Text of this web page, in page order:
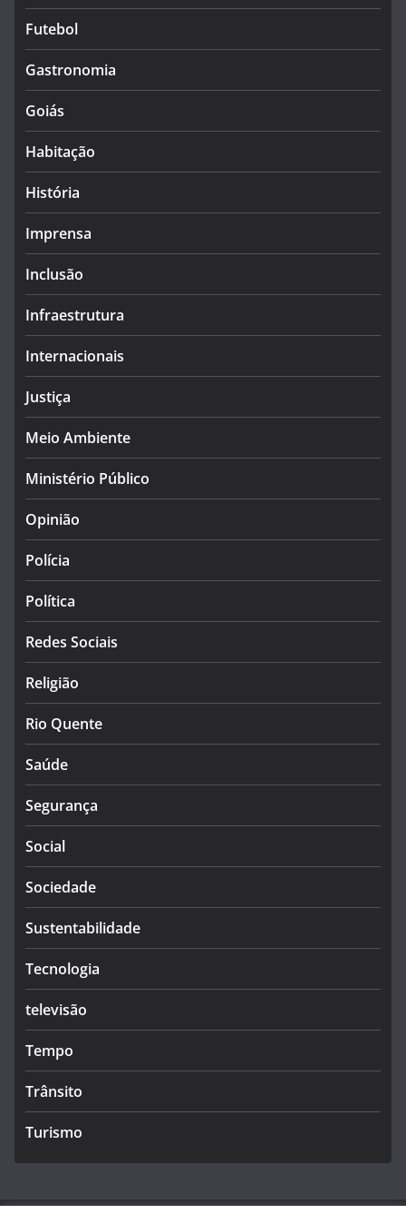
Futebol
Gastronomia
Goiás
Habitação
História
Imprensa
Inclusão
Infraestrutura
Internacionais
Justiça
Meio Ambiente
Ministério Público
Opinião
Polícia
Política
Redes Sociais
Religião
Rio Quente
Saúde
Segurança
Social
Sociedade
Sustentabilidade
Tecnologia
televisão
Tempo
Trânsito
Turismo